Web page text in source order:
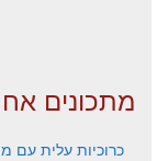
מתכונים
כרוכיות עלית עם